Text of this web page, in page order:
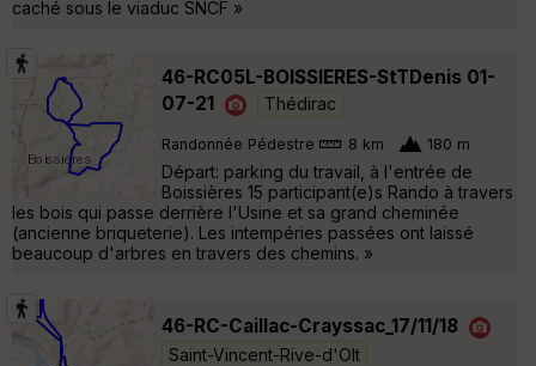
caché sous le viaduc SNCF »
46-RC05L-BOISSIERES-StTDenis 01-
07-21
Thédirac
Randonnée Pédestre 8 km 180 m
Départ: parking du travail, à l'entrée de
Boissières 15 participant(e)s Rando à travers
les bois qui passe derrière l'Usine et sa grand cheminée
(ancienne briqueterie). Les intempéries passées ont laissé
beaucoup d'arbres en travers des chemins. »
46-RC-Caillac-Crayssac_17/11/18
Saint-Vincent-Rive-d'Olt